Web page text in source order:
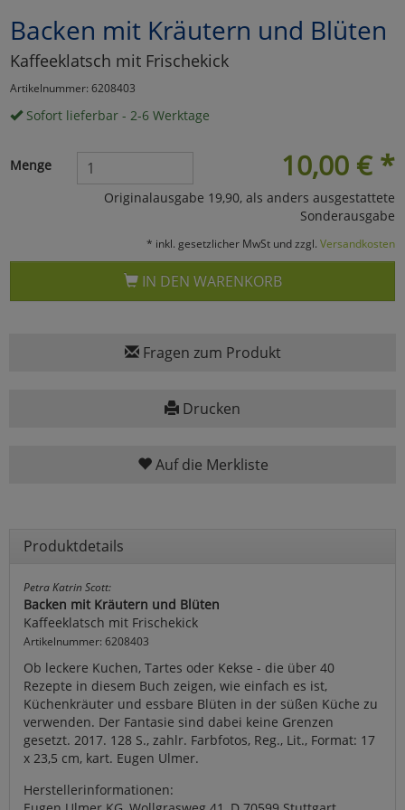
Backen mit Kräutern und Blüten
Kaffeeklatsch mit Frischekick
Artikelnummer: 6208403
Sofort lieferbar - 2-6 Werktage
10,00 € *
Menge
Originalausgabe 19,90, als anders ausgestattete
Sonderausgabe
* inkl. gesetzlicher MwSt und zzgl. Versandkosten
IN DEN WARENKORB
Fragen zum Produkt
Drucken
Auf die Merkliste
Produktdetails
Petra Katrin Scott:
Backen mit Kräutern und Blüten
Kaffeeklatsch mit Frischekick
Artikelnummer: 6208403
Ob leckere Kuchen, Tartes oder Kekse - die über 40
Rezepte in diesem Buch zeigen, wie einfach es ist,
Küchenkräuter und essbare Blüten in der süßen Küche zu
verwenden. Der Fantasie sind dabei keine Grenzen
gesetzt. 2017. 128 S., zahlr. Farbfotos, Reg., Lit., Format: 17
x 23,5 cm, kart. Eugen Ulmer.
Herstellerinformationen:
Marketing
Umfragetools
Cookies
Alle Akzeptieren
Cookies
Einstellungen speichern